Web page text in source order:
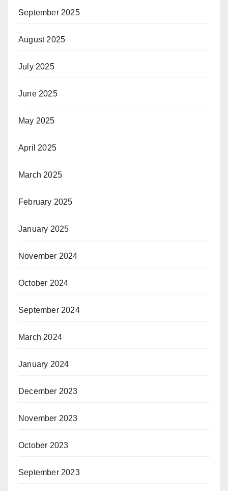
September 2025
August 2025
July 2025
June 2025
May 2025
April 2025
March 2025
February 2025
January 2025
November 2024
October 2024
September 2024
March 2024
January 2024
December 2023
November 2023
October 2023
September 2023